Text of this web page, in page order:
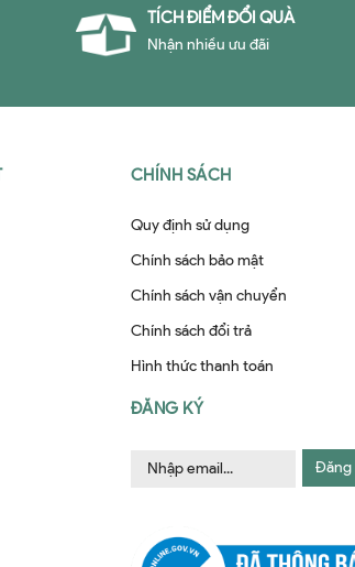
TÍCH ĐIỂM ĐỔI QUÀ
Nhận nhiều ưu đãi
CHÍNH SÁCH
Quy định sử dụng
Chính sách bảo mật
Chính sách vận chuyển
Chính sách đổi trả
Hình thức thanh toán
ĐĂNG KÝ
Đăng